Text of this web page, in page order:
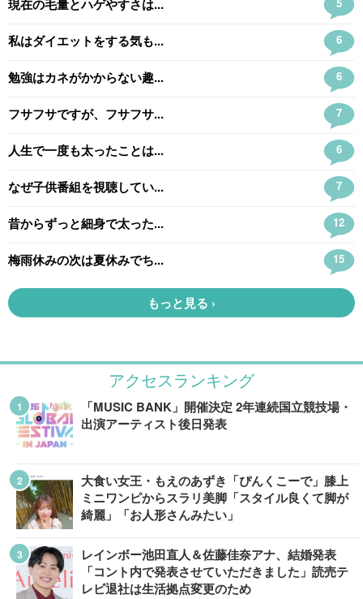
アクセスランキング
「MUSIC BANK」開催決定 2年連続国立競技場・
出演アーティスト後日発表
大食い女王・もえのあずき「ぴんくこーで」膝上
ミニワンピからスラリ美脚「スタイル良くて脚が
綺麗」「お人形さんみたい」
レインボー池田直人＆佐藤佳奈アナ、結婚発表
「コント内で発表させていただきました」読売テ
レビ退社は生活拠点変更のため